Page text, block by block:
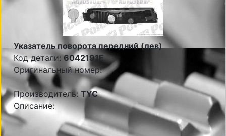
Указатель поворота передний (лев)
Код детали: 6042191E
Оригинальный номер:
Производитель:TYC
Описание: